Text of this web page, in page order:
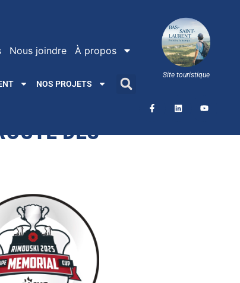
Nous joindre À propos
NOS PROJETS
Site touristique
DES